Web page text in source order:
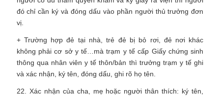
đó chỉ cần ký và đóng dấu vào phần người thủ trưởng đơn
vị.
+ Trường hợp đẻ tại nhà, trẻ đẻ bị bỏ rơi, đẻ nơi khác
không phải cơ sở y tế…mà trạm y tế cấp Giấy chứng sinh
thông qua nhân viên y tế thôn/bản thì trưởng trạm y tế ghi
và xác nhận, ký tên, đóng dấu, ghi rõ họ tên.
22. Xác nhận của cha, mẹ hoặc người thân thích: ký tên,